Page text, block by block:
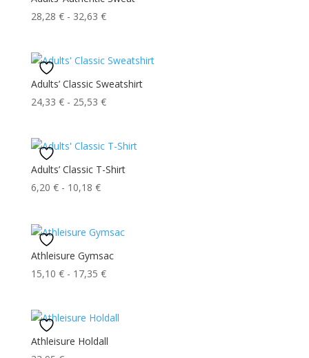
28,28 € - 32,63 €Fascia
da
28,28 €
Adults’ Classic Sweatshirt
24,33 € - 25,53 €Fascia
da
24,33 €
Adults’ Classic T-Shirt
6,20 € - 10,18 €Fascia
da
Athleisure Gymsac
15,10 € - 17,35 €Fascia
da
15,10 €
Athleisure Holdall